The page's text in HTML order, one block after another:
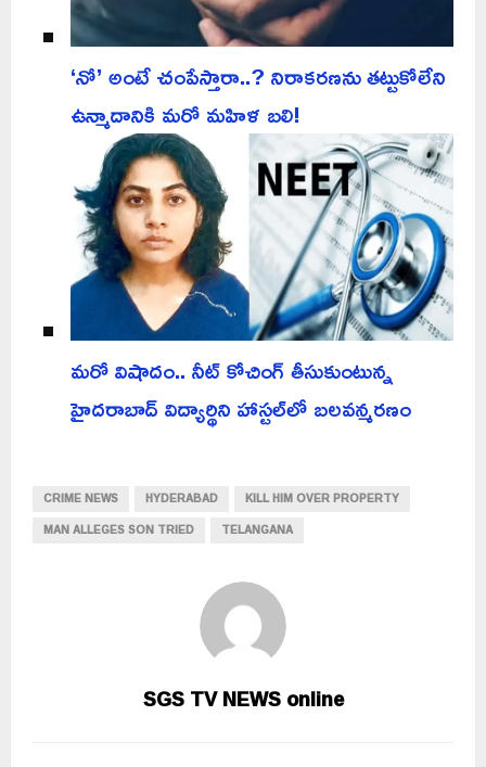
‘నో’ అంటే చంపేస్తారా..? నిరాకరణను తట్టుకోలేని
ఉన్మాదానికి మరో మహిళ బలి!
మరో విషాదం.. నీట్ కోచింగ్ తీసుకుంటున్న
హైదరాబాద్ విద్యార్థిని హాస్టల్‌లో బలవన్మరణం
CRIME NEWS HYDERABAD
KILL HIM OVER PROPERTY
MAN ALLEGES SON TRIED
TELANGANA
SGS TV NEWS online